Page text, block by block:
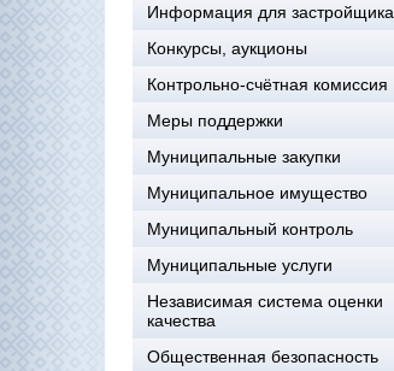
Информация для застройщика
Конкурсы, аукционы
Контрольно-счётная комиссия
Меры поддержки
Муниципальные закупки
Муниципальное имущество
Муниципальный контроль
Муниципальные услуги
Независимая система оценки
качества
Общественная безопасность